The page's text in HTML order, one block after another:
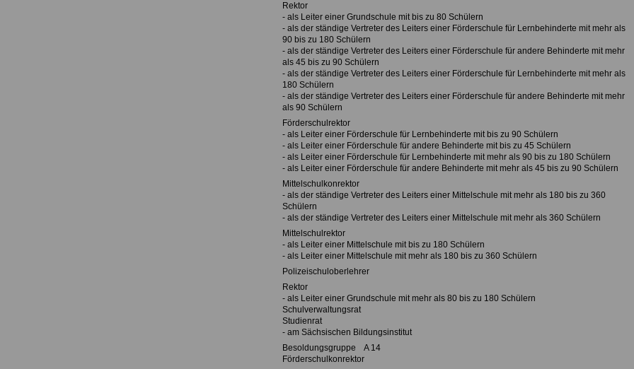
Rektor
- als Leiter einer Grundschule mit bis zu 80 Schülern
- als der ständige Vertreter des Leiters einer Förderschule für Lernbehinderte mit mehr als
90 bis zu 180 Schülern
- als der ständige Vertreter des Leiters einer Förderschule für andere Behinderte mit mehr
als 45 bis zu 90 Schülern
- als der ständige Vertreter des Leiters einer Förderschule für Lernbehinderte mit mehr als
180 Schülern
- als der ständige Vertreter des Leiters einer Förderschule für andere Behinderte mit mehr
als 90 Schülern
Förderschulrektor
- als Leiter einer Förderschule für Lernbehinderte mit bis zu 90 Schülern
- als Leiter einer Förderschule für andere Behinderte mit bis zu 45 Schülern
- als Leiter einer Förderschule für Lernbehinderte mit mehr als 90 bis zu 180 Schülern
- als Leiter einer Förderschule für andere Behinderte mit mehr als 45 bis zu 90 Schülern
Mittelschulkonrektor
- als der ständige Vertreter des Leiters einer Mittelschule mit mehr als 180 bis zu 360
Schülern
- als der ständige Vertreter des Leiters einer Mittelschule mit mehr als 360 Schülern
Mittelschulrektor
- als Leiter einer Mittelschule mit bis zu 180 Schülern
- als Leiter einer Mittelschule mit mehr als 180 bis zu 360 Schülern
Polizeischuloberlehrer
Rektor
- als Leiter einer Grundschule mit mehr als 80 bis zu 180 Schülern
Schulverwaltungsrat
Studienrat
- am Sächsischen Bildungsinstitut
Besoldungsgruppe A 14
Förderschulkonrektor